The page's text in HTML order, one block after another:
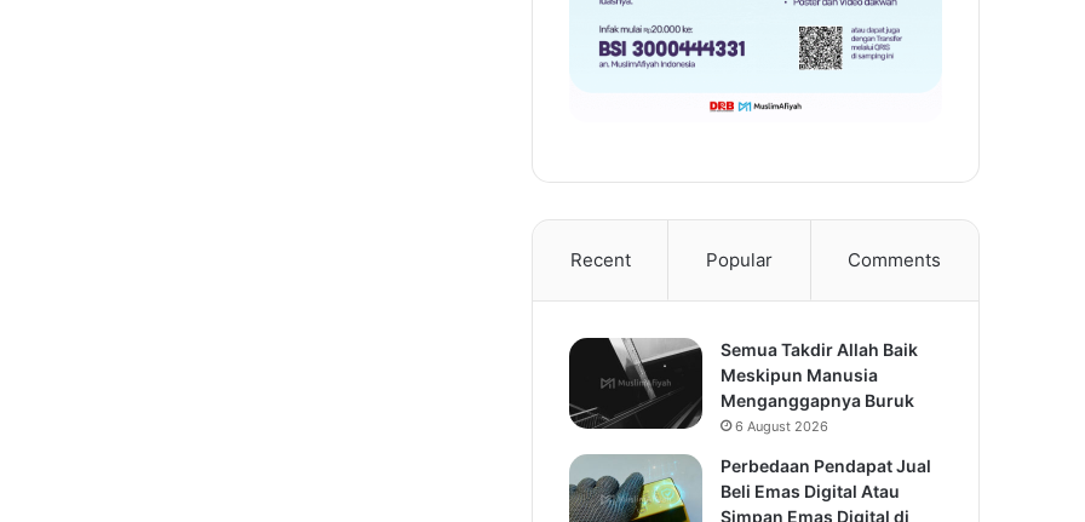
Recent Popular Comments
Semua Takdir Allah Baik
Meskipun Manusia
Menganggapnya Buruk
6 August 2026
Perbedaan Pendapat Jual
Beli Emas Digital Atau
Simpan Emas Digital di